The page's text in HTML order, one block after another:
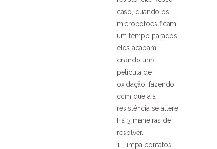
caso, quando os
microbotoes ficam
um tempo parados,
eles acabam
criando uma
película de
oxidação, fazendo
com que a a
resistência se altere.
Há 3 maneiras de
resolver.
1. Limpa contatos.